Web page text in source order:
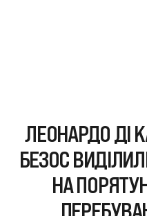
ЛЕОНАРДО ДІ
БЕЗОС
НА